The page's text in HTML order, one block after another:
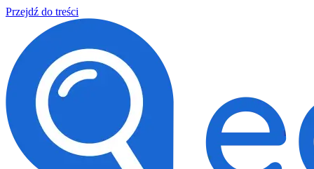
Przejdź do treści